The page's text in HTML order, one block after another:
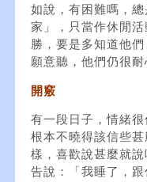
如說，有困難嗎，
家」，只當作休閒
勝，要是多知道他
願意聽，他們仍很
開竅
有一段日子，情緒
根本不曉得該信些
樣，喜歡說甚麼就
告說：「我睡了，